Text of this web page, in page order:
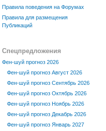
Правила поведения на Форумах
Правила для размещения
Публикаций
Спецпредложения
Фен-шуй прогноз 2026
Фен-шуй прогноз Август 2026
Фен-шуй прогноз Сентябрь 2026
Фен-шуй прогноз Октябрь 2026
Фен-шуй прогноз Ноябрь 2026
Фен-шуй прогноз Декабрь 2026
Фен-шуй прогноз Январь 2027